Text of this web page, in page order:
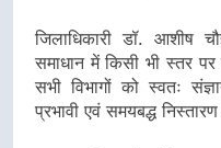
जिलाधिकारी डॉ.
समाधान में किसी भी स्तर पर
सभी विभागों को स्वतः
प्रभावी एवं समयबद्ध